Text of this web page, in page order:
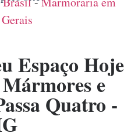
Espaço Hoje
e
Quatro -